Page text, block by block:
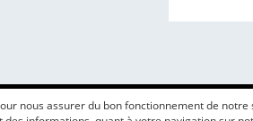
nous assurer du bon fonctionnement de